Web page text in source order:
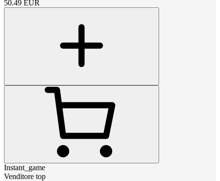
50.49 EUR
Instant_game
Venditore top